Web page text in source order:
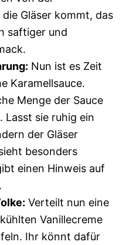
Gläser kommt, das
saftiger und
Nun ist es Zeit
Karamellsauce.
Menge der Sauce
Lasst sie ruhig ein
der Gläser
besonders
einen Hinweis auf
Verteilt nun eine
Vanillecreme
Ihr könnt dafür